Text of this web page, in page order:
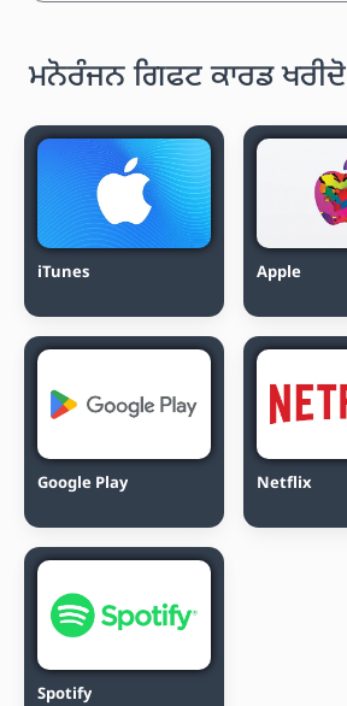
ਮਨੋਰੰਜਨ ਗਿਫਟ ਕਾਰਡ ਖਰੀਦੋ
iTunes Apple
Google Play Netflix
Spotify